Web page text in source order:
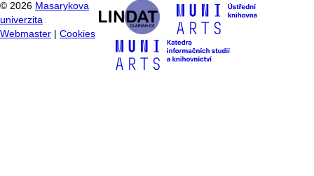
© 2026 Masarykova
univerzita
Webmaster
Cookies